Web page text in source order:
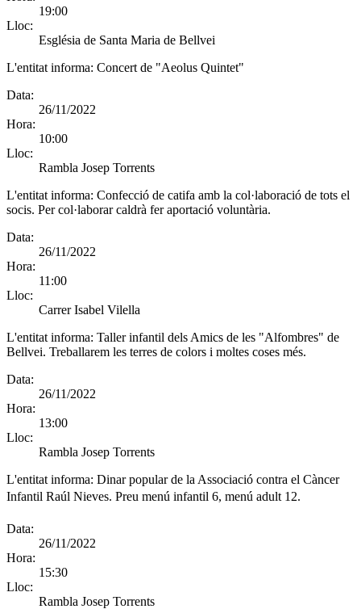
19:00
Lloc:
Església de Santa Maria de Bellvei
L'entitat informa: Concert de "Aeolus Quintet"
Data:
26/11/2022
Hora:
10:00
Lloc:
Rambla Josep Torrents
L'entitat informa: Confecció de catifa amb la col·laboració de tots el
socis. Per col·laborar caldrà fer aportació voluntària.
Data:
26/11/2022
Hora:
11:00
Lloc:
Carrer Isabel Vilella
L'entitat informa: Taller infantil dels Amics de les "Alfombres" de
Bellvei. Treballarem les terres de colors i moltes coses més.
Data:
26/11/2022
Hora:
13:00
Lloc:
Rambla Josep Torrents
L'entitat informa: Dinar popular de la Associació contra el Càncer
Infantil Raúl Nieves. Preu menú infantil 6, menú adult 12.
Data:
26/11/2022
Hora:
15:30
Lloc:
Rambla Josep Torrents